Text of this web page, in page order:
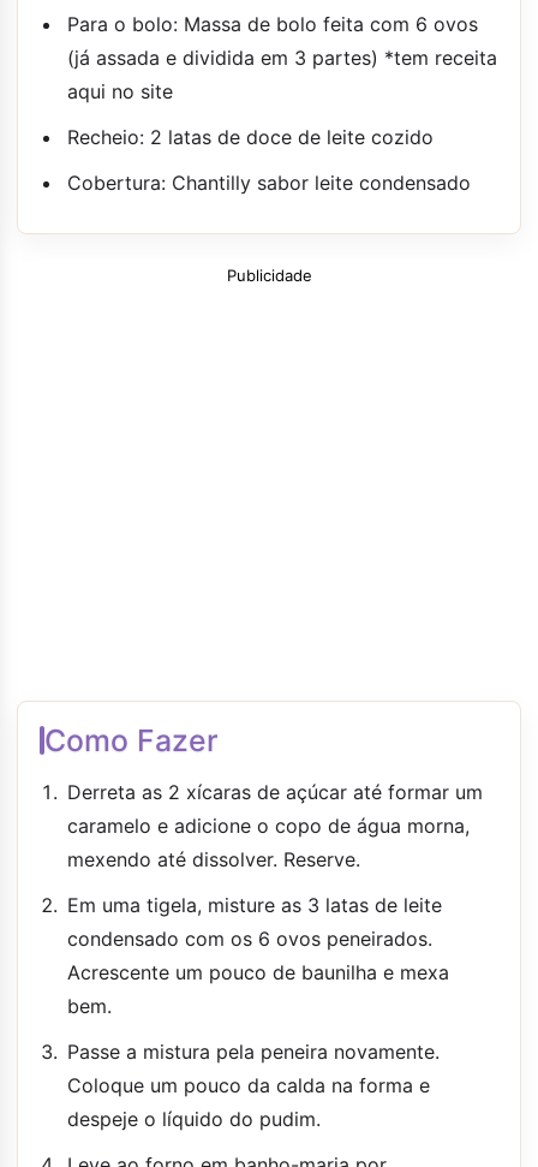
Para o bolo: Massa de bolo feita com 6 ovos
(já assada e dividida em 3 partes) *tem receita
aqui no site
Recheio: 2 latas de doce de leite cozido
Cobertura: Chantilly sabor leite condensado
Publicidade
Como Fazer
Derreta as 2 xícaras de açúcar até formar um
caramelo e adicione o copo de água morna,
mexendo até dissolver. Reserve.
Em uma tigela, misture as 3 latas de leite
condensado com os 6 ovos peneirados.
Acrescente um pouco de baunilha e mexa
bem.
Passe a mistura pela peneira novamente.
Coloque um pouco da calda na forma e
despeje o líquido do pudim.